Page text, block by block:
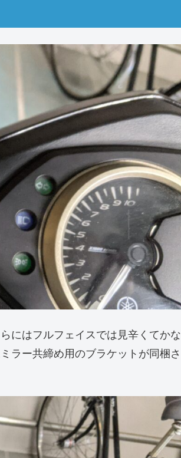
にはフルフェイスでは見辛くてかな
ラー共締め用のブラケットが同梱さ